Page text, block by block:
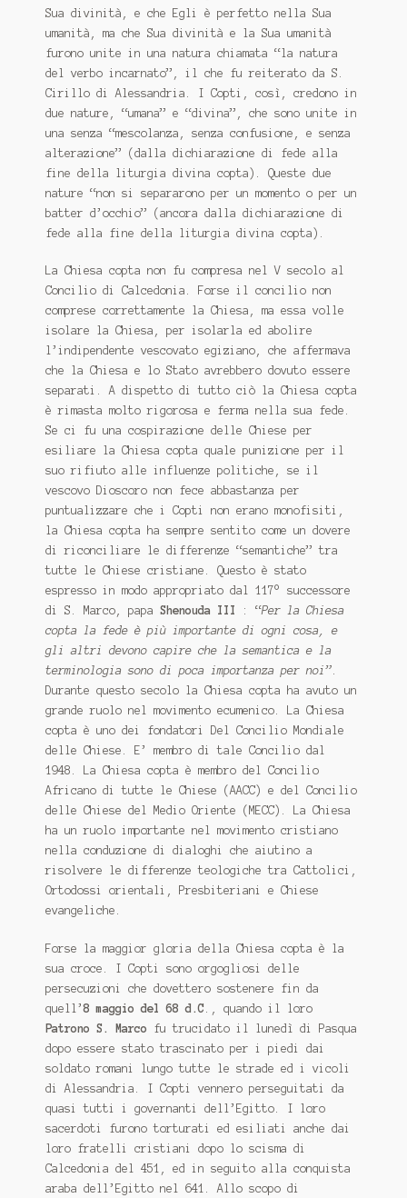
Sua divinità, e che Egli è perfetto nella Sua
umanità, ma che Sua divinità e la Sua umanità
furono unite in una natura chiamata “la natura
del verbo incarnato”, il che fu reiterato da S.
Cirillo di Alessandria. I Copti, così, credono in
due nature, “umana” e “divina”, che sono unite in
una senza “mescolanza, senza confusione, e senza
alterazione” (dalla dichiarazione di fede alla
fine della liturgia divina copta). Queste due
nature “non si separarono per un momento o per un
batter d’occhio” (ancora dalla dichiarazione di
fede alla fine della liturgia divina copta).
La Chiesa copta non fu compresa nel V secolo al
Concilio di Calcedonia. Forse il concilio non
comprese correttamente la Chiesa, ma essa volle
isolare la Chiesa, per isolarla ed abolire
l’indipendente vescovato egiziano, che affermava
che la Chiesa e lo Stato avrebbero dovuto essere
separati. A dispetto di tutto ciò la Chiesa copta
è rimasta molto rigorosa e ferma nella sua fede.
Se ci fu una cospirazione delle Chiese per
esiliare la Chiesa copta quale punizione per il
suo rifiuto alle influenze politiche, se il
vescovo Dioscoro non fece abbastanza per
puntualizzare che i Copti non erano monofisiti,
la Chiesa copta ha sempre sentito come un dovere
di riconciliare le differenze “semantiche” tra
tutte le Chiese cristiane. Questo è stato
espresso in modo appropriato dal 117° successore
di S. Marco, papa Shenouda III : “Per la Chiesa
copta la fede è più importante di ogni cosa, e
gli altri devono capire che la semantica e la
terminologia sono di poca importanza per noi”.
Durante questo secolo la Chiesa copta ha avuto un
grande ruolo nel movimento ecumenico. La Chiesa
copta è uno dei fondatori Del Concilio Mondiale
delle Chiese. E’ membro di tale Concilio dal
1948. La Chiesa copta è membro del Concilio
Africano di tutte le Chiese (AACC) e del Concilio
delle Chiese del Medio Oriente (MECC). La Chiesa
ha un ruolo importante nel movimento cristiano
nella conduzione di dialoghi che aiutino a
risolvere le differenze teologiche tra Cattolici,
Ortodossi orientali, Presbiteriani e Chiese
evangeliche.
Forse la maggior gloria della Chiesa copta è la
sua croce. I Copti sono orgogliosi delle
persecuzioni che dovettero sostenere fin da
quell’8 maggio del 68 d.C ., quando il loro
Patrono S. Marco fu trucidato il lunedì di Pasqua
dopo essere stato trascinato per i piedi dai
soldato romani lungo tutte le strade ed i vicoli
di Alessandria. I Copti vennero perseguitati da
quasi tutti i governanti dell’Egitto. I loro
sacerdoti furono torturati ed esiliati anche dai
loro fratelli cristiani dopo lo scisma di
Calcedonia del 451, ed in seguito alla conquista
araba dell’Egitto nel 641. Allo scopo di